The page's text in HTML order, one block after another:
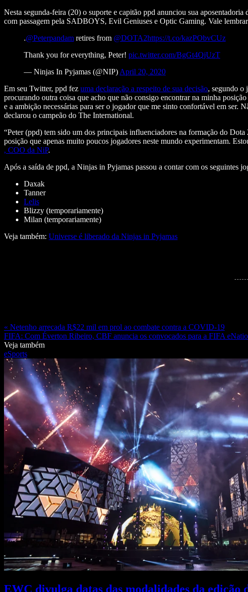
Nesta segunda-feira (20) o suporte e capitão ppd anunciou sua
com passagem pela SADBOYS, Evil Geniuses e Optic Gaming. Vale
.@Peterpandam retires from @DOTA2https://t.co/kazPObvCUz
Thank you for everything, Peter! pic.twitter.com/BgGt4QjUzT
— Ninjas In Pyjamas (@NIP) April 20, 2020
Em seu Twitter, ppd fez uma declaração a respeito de sua decisão, segundo o
procurando outra coisa que acho que não consigo encontrar na minha
e a ambição necessárias para ser o jogador que me sinto confortável em ser.
declarou o campeão do The International.
“Peter (ppd) tem sido um dos principais influenciadores na formação do
posição que apenas muito poucos jogadores neste mundo experimentam.
, COO da NiP.
Após a saída de ppd, a Ninjas in Pyjamas passou a contar com os seguintes
Daxak
Tanner
Lelis
Blizzy (temporariamente)
Milan (temporariamente)
Veja também: Universe é liberado da Ninjas in Pyjamas
« Netenho arrecada R$22 mil em prol ao combate contra a COVID-19
FIFA: Com Éverton Ribeiro, CBF anuncia os convocados para a FIFA
Veja também
eSports
EWC divulga datas das modalidades da edição